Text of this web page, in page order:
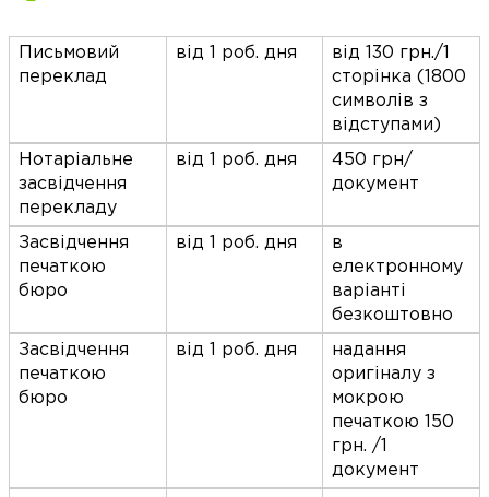
Письмовий
переклад
від 1 роб. дня
від 130 грн./1
сторінка (1800
символів з
відступами)
Нотаріальне
засвідчення
перекладу
від 1 роб. дня
450 грн/
документ
Засвідчення
печаткою
бюро
від 1 роб. дня
в
електронному
варіанті
безкоштовно
Засвідчення
печаткою
бюро
від 1 роб. дня
надання
оригіналу з
мокрою
печаткою 150
грн. /1
документ